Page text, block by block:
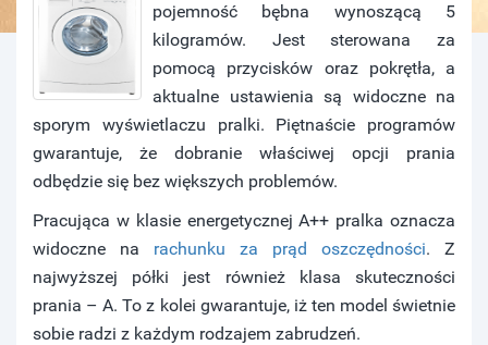
pojemność bębna wynoszącą 5
kilogramów. Jest sterowana za
pomocą przycisków oraz pokrętła, a
aktualne ustawienia są widoczne na
sporym wyświetlaczu pralki. Piętnaście programów
gwarantuje, że dobranie właściwej opcji prania
odbędzie się bez większych problemów.
Pracująca w klasie energetycznej A++ pralka oznacza
widoczne na rachunku za prąd oszczędności. Z
najwyższej półki jest również klasa skuteczności
prania – A. To z kolei gwarantuje, iż ten model świetnie
sobie radzi z każdym rodzajem zabrudzeń.